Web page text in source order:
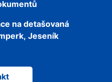
na detašovaná
Jeseník